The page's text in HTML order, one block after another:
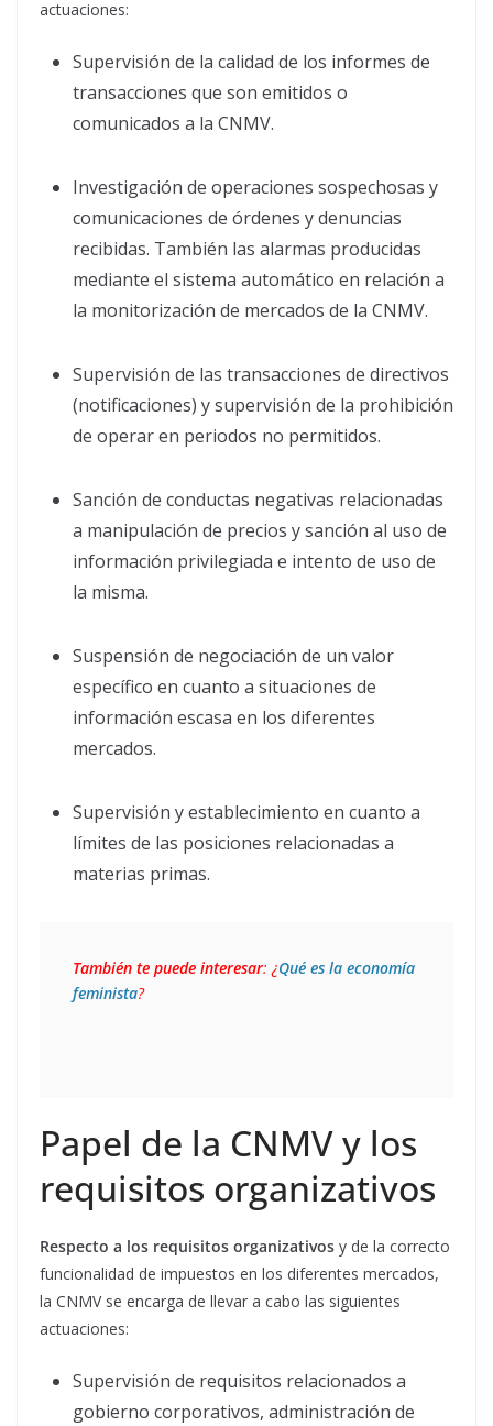
actuaciones:
Supervisión de la calidad de los informes de
transacciones que son emitidos o
comunicados a la CNMV.
Investigación de operaciones sospechosas y
comunicaciones de órdenes y denuncias
recibidas. También las alarmas producidas
mediante el sistema automático en relación a
la monitorización de mercados de la CNMV.
Supervisión de las transacciones de directivos
(notificaciones) y supervisión de la prohibición
de operar en periodos no permitidos.
Sanción de conductas negativas relacionadas
a manipulación de precios y sanción al uso de
información privilegiada e intento de uso de
la misma.
Suspensión de negociación de un valor
específico en cuanto a situaciones de
información escasa en los diferentes
mercados.
Supervisión y establecimiento en cuanto a
límites de las posiciones relacionadas a
materias primas.
También te puede interesar: ¿Qué es la economía
feminista?
Papel de la CNMV y los
requisitos organizativos
Respecto a los requisitos organizativos y de la correcto
funcionalidad de impuestos en los diferentes mercados,
la CNMV se encarga de llevar a cabo las siguientes
actuaciones:
Supervisión de requisitos relacionados a
gobierno corporativos, administración de